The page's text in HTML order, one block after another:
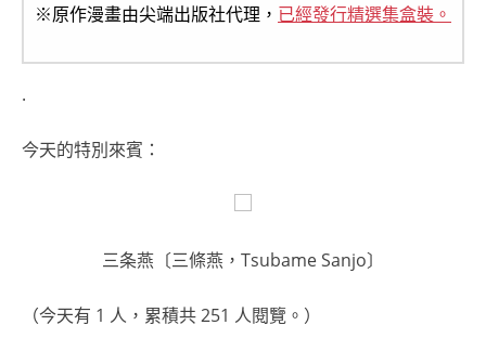
※原作漫畫由尖端出版社代理， 已經發行精選集盒裝。
.
今天的特別來賓：
三条燕〔三條燕，Tsubame Sanjo〕
（今天有 1 人，累積共 251 人閱覽。）